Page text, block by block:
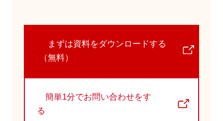
まずは資料をダウンロードする
（無料）
簡単1分でお問い合わせをす
る